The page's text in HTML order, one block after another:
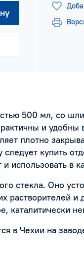
500 мл, со
и удобны
плотно
купить
использовать в
стекла. Оно
растворителей и
каталитически
в Чехии на